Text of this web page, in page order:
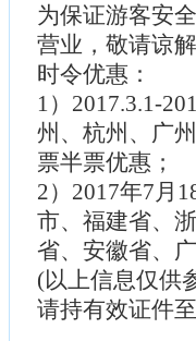
为保证游客安
营业，敬请谅解
时令优惠：
1）2017.3.1-
州、杭州、广
票半票优惠；
2）2017年7月
市、福建省、
省、安徽省、
(以上信息仅供
请持有效证件